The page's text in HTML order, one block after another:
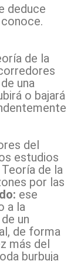
deduce
de la
una
o bajará
del
estudios
de la
por las
ese
a la
un
de forma
más del
burbuja